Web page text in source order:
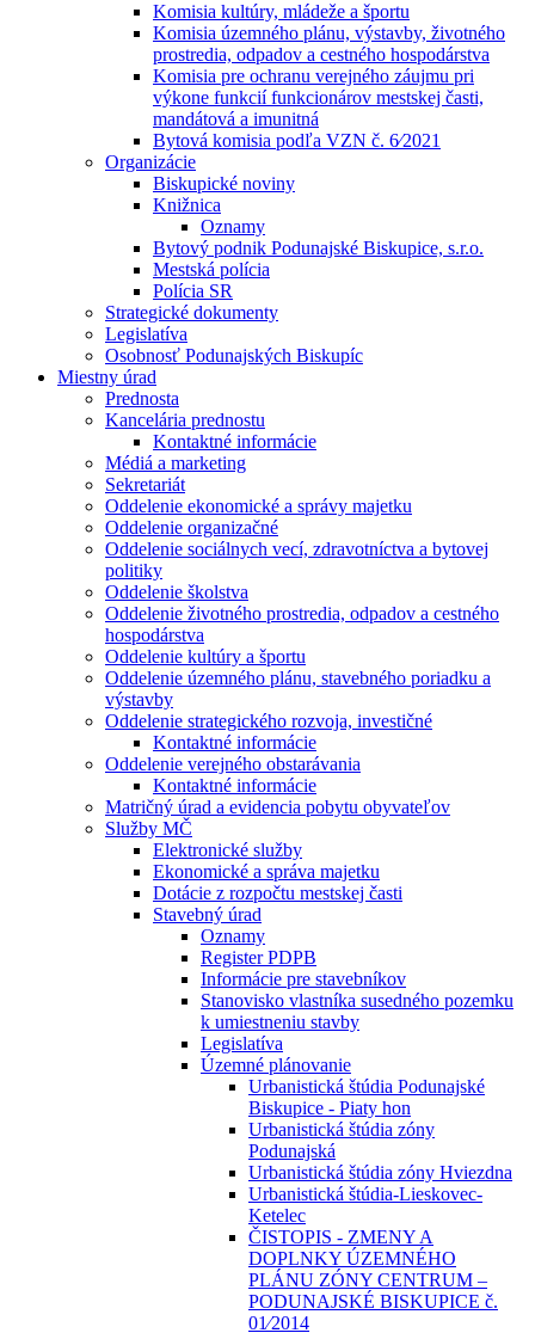
Komisia kultúry, mládeže a športu
Komisia územného plánu, výstavby, životného
prostredia, odpadov a cestného hospodárstva
Komisia pre ochranu verejného záujmu pri
výkone funkcií funkcionárov mestskej časti,
mandátová a imunitná
Bytová komisia podľa VZN č. 6⁄2021
Organizácie
Biskupické noviny
Knižnica
Oznamy
Bytový podnik Podunajské Biskupice, s.r.o.
Mestská polícia
Polícia SR
Strategické dokumenty
Legislatíva
Osobnosť Podunajských Biskupíc
Miestny úrad
Prednosta
Kancelária prednostu
Kontaktné informácie
Médiá a marketing
Sekretariát
Oddelenie ekonomické a správy majetku
Oddelenie organizačné
Oddelenie sociálnych vecí, zdravotníctva a bytovej
politiky
Oddelenie školstva
Oddelenie životného prostredia, odpadov a cestného
hospodárstva
Oddelenie kultúry a športu
Oddelenie územného plánu, stavebného poriadku a
výstavby
Oddelenie strategického rozvoja, investičné
Kontaktné informácie
Oddelenie verejného obstarávania
Kontaktné informácie
Matričný úrad a evidencia pobytu obyvateľov
Služby MČ
Elektronické služby
Ekonomické a správa majetku
Dotácie z rozpočtu mestskej časti
Stavebný úrad
Oznamy
Register PDPB
Informácie pre stavebníkov
Stanovisko vlastníka susedného pozemku
k umiestneniu stavby
Legislatíva
Územné plánovanie
Urbanistická štúdia Podunajské
Biskupice - Piaty hon
Urbanistická štúdia zóny
Podunajská
Urbanistická štúdia zóny Hviezdna
Urbanistická štúdia-Lieskovec-
Ketelec
ČISTOPIS - ZMENY A
DOPLNKY ÚZEMNÉHO
PLÁNU ZÓNY CENTRUM –
PODUNAJSKÉ BISKUPICE č.
01⁄2014